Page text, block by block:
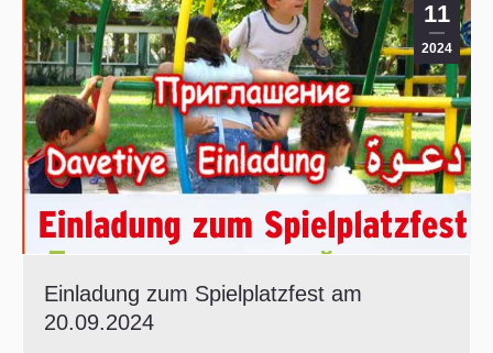
11
2024
Einladung zum Spielplatzfest am
20.09.2024